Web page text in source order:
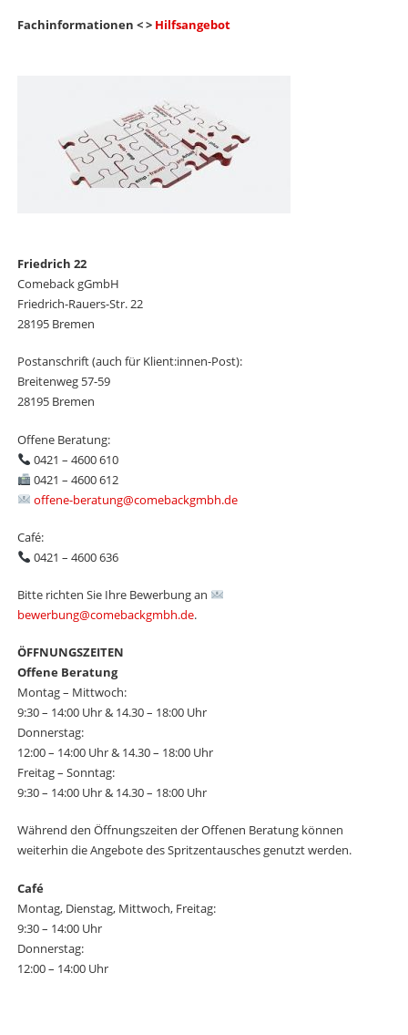
Fachinformationen < > Hilfsangebot
Friedrich 22
Comeback gGmbH
Friedrich-Rauers-Str. 22
28195 Bremen
Postanschrift (auch für Klient:innen-Post):
Breitenweg 57-59
28195 Bremen
Offene Beratung:
0421 – 4600 610
0421 – 4600 612
offene-beratung@comebackgmbh.de
Café:
0421 – 4600 636
Bitte richten Sie Ihre Bewerbung an
bewerbung@comebackgmbh.de.
ÖFFNUNGSZEITEN
Offene Beratung
Montag – Mittwoch:
9:30 – 14:00 Uhr & 14.30 – 18:00 Uhr
Donnerstag:
12:00 – 14:00 Uhr & 14.30 – 18:00 Uhr
Freitag – Sonntag:
9:30 – 14:00 Uhr & 14.30 – 18:00 Uhr
Während den Öffnungszeiten der Offenen Beratung können
weiterhin die Angebote des Spritzentausches genutzt werden.
Café
Montag, Dienstag, Mittwoch, Freitag:
9:30 – 14:00 Uhr
Donnerstag:
12:00 – 14:00 Uhr